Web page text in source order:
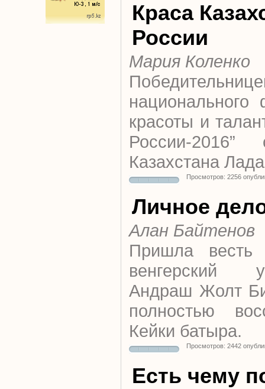
Краса
России
Мария Коленко
национального
красоты и
России-2016”
Казахстана
Просмотров: 2256
Личное
Алан Байтенов
Пришла
венгерский
Андраш Жолт
полностью
Кейки батыра.
Просмотров: 2442
Есть чему